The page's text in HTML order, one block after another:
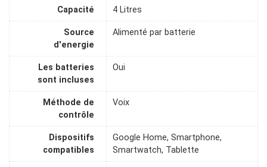
Capacité 4 Litres
Source
d'energie
Alimenté par batterie
Les batteries
sont incluses
Oui
Méthode de
contrôle
Voix
Dispositifs
compatibles
Google Home, Smartphone,
Smartwatch, Tablette